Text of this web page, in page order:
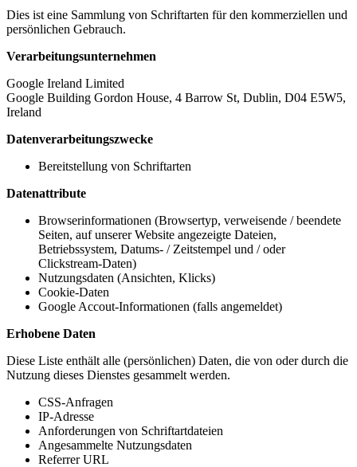
Dies ist eine Sammlung von Schriftarten für den kommerziellen und
persönlichen Gebrauch.
Verarbeitungsunternehmen
Google Ireland Limited
Google Building Gordon House, 4 Barrow St, Dublin, D04 E5W5,
Ireland
Datenverarbeitungszwecke
Bereitstellung von Schriftarten
Datenattribute
Browserinformationen (Browsertyp, verweisende / beendete
Seiten, auf unserer Website angezeigte Dateien,
Betriebssystem, Datums- / Zeitstempel und / oder
Clickstream-Daten)
Nutzungsdaten (Ansichten, Klicks)
Cookie-Daten
Google Accout-Informationen (falls angemeldet)
Erhobene Daten
Diese Liste enthält alle (persönlichen) Daten, die von oder durch die
Nutzung dieses Dienstes gesammelt werden.
CSS-Anfragen
IP-Adresse
Anforderungen von Schriftartdateien
Angesammelte Nutzungsdaten
Referrer URL